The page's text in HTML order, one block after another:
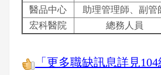
醫品中心 助理管理師、副管
宏科醫院
總務人員
「更多職缺訊息詳見104